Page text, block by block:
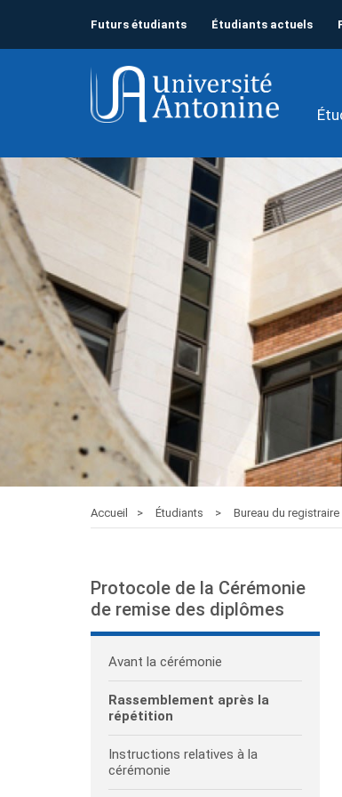
Futurs étudiants Étudiants actuels
Accueil Étudiants Bureau du registraire
Protocole de la Cérémonie
de remise des diplômes
Avant la cérémonie
Rassemblement après la
répétition
Instructions relatives à la
cérémonie